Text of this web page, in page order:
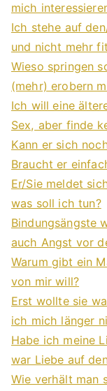
mich
Ich stehe auf
und nicht mehr
Wieso springen
(mehr) erobern
Ich will eine
Sex, aber finde
Kann er sich
Braucht er
Er/Sie meldet
was soll ich tun?
Bindungsängste
auch Angst vor
Warum gibt ein
von mir will?
Erst wollte sie
ich mich länger
Habe ich meine
war Liebe auf
Wie verhält man